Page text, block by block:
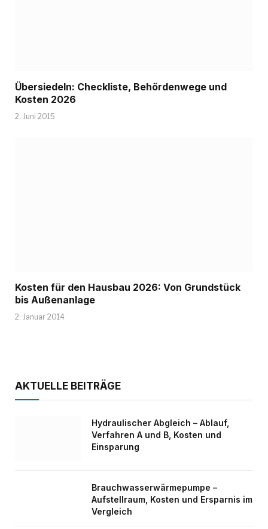
Übersiedeln: Checkliste, Behördenwege und
Kosten 2026
2. Juni 2015
Kosten für den Hausbau 2026: Von Grundstück
bis Außenanlage
2. Januar 2014
AKTUELLE BEITRÄGE
Hydraulischer Abgleich – Ablauf,
Verfahren A und B, Kosten und
Einsparung
Brauchwasserwärmepumpe –
Aufstellraum, Kosten und Ersparnis im
Vergleich